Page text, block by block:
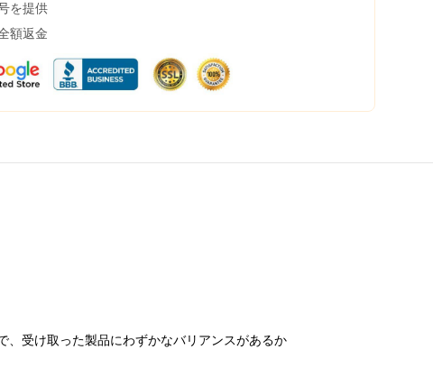
を提供
額返金
、受け取った製品にわずかなバリアンスがあるか